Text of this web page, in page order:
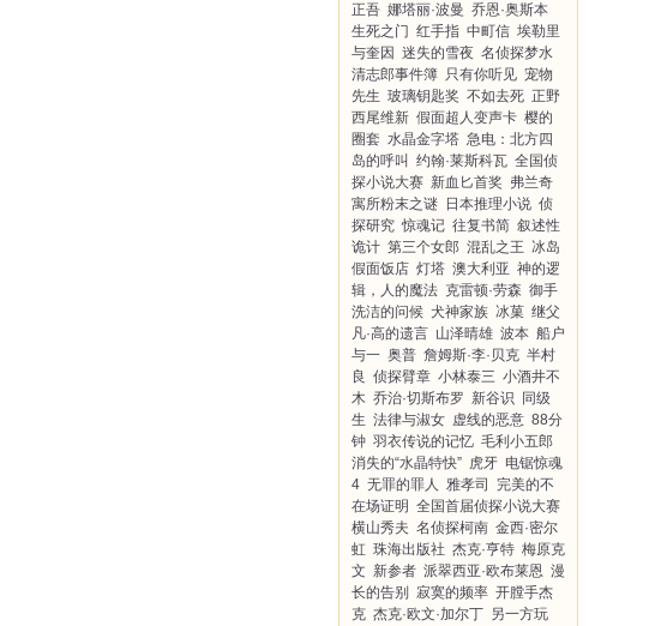
正吾 娜塔丽·波曼 乔恩·奥斯本
生死之门 红手指 中町信 埃勒里
与奎因 迷失的雪夜 名侦探梦水
清志郎事件簿 只有你听见 宠物
先生 玻璃钥匙奖 不如去死 正野
西尾维新 假面超人变声卡 樱的
圈套 水晶金字塔 急电：北方四
岛的呼叫 约翰·莱斯科瓦 全国侦
探小说大赛 新血匕首奖 弗兰奇
寓所粉末之谜 日本推理小说 侦
探研究 惊魂记 往复书简 叙述性
诡计 第三个女郎 混乱之王 冰岛
假面饭店 灯塔 澳大利亚 神的逻
辑，人的魔法 克雷顿·劳森 御手
洗洁的问候 犬神家族 冰菓 继父
凡·高的遗言 山泽晴雄 波本 船户
与一 奥普 詹姆斯·李·贝克 半村
良 侦探臂章 小林泰三 小酒井不
木 乔治·切斯布罗 新谷识
同级
生 法律与淑女 虚线的恶意 88分
钟 羽衣传说的记忆 毛利小五郎
消失的“水晶特快” 虎牙 电锯惊魂
4 无罪的罪人 雅孝司
完美的不
在场证明 全国首届侦探小说大赛
横山秀夫 名侦探柯南 金西·密尔
虹 珠海出版社 杰克·亨特 梅原克
文 新参者 派翠西亚·欧布莱恩 漫
长的告别
寂寞的频率 开膛手杰
克 杰克·欧文·加尔丁 另一方玩